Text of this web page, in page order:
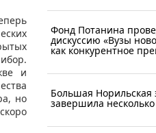
и
но
Фонд Потанина
дискуссию «Вузы
как конкурентное
Большая Норильская
завершила